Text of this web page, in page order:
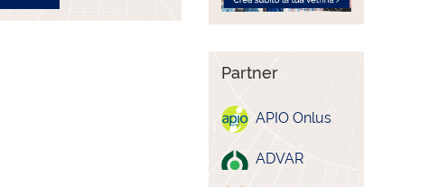
Partner
APIO Onlus
ADVAR